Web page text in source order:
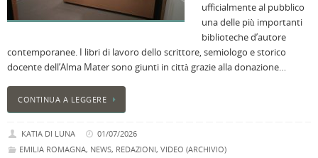
ufficialmente al pubblico
una delle più importanti
biblioteche d’autore
contemporanee. I libri di lavoro dello scrittore, semiologo e storico
docente dell’Alma Mater sono giunti in città grazie alla donazione…
CONTINUA A LEGGERE
KATIA DI LUNA
01/07/2026
EMILIA ROMAGNA, NEWS, REDAZIONI, VIDEO (ARCHIVIO)